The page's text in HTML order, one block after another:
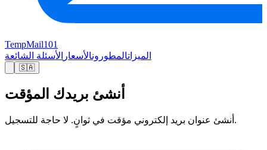
TempMail101
الميزاتالمطورونالأسعار الأسئلة الشائعة
🇸🇦
أنشئ بريدك المؤقت
أنشئ عنوان بريد إلكتروني مؤقت في ثوانٍ. لا حاجة للتسجيل.